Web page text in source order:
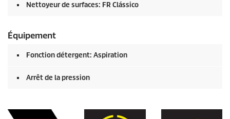
Nettoyeur de surfaces: FR Clássico
Équipement
Fonction détergent: Aspiration
Arrêt de la pression